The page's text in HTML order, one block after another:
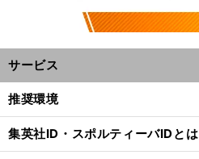
サービス
推奨環境
集英社ID・スポルティーバIDとは